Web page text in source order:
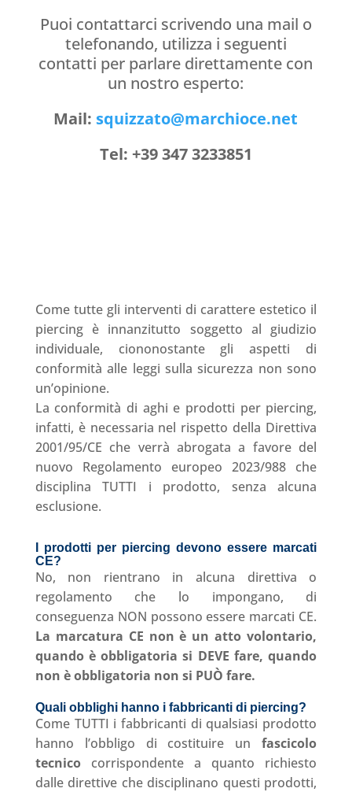
Puoi contattarci scrivendo una mail o
telefonando, utilizza i seguenti
contatti per parlare direttamente con
un nostro esperto:
Mail: squizzato@marchioce.net
Tel: +39 347 3233851
Come tutte gli interventi di carattere estetico il
piercing è innanzitutto soggetto al giudizio
individuale, ciononostante gli aspetti di
conformità alle leggi sulla sicurezza non sono
un’opinione.
La conformità di aghi e prodotti per piercing,
infatti, è necessaria nel rispetto della Direttiva
2001/95/CE che verrà abrogata a favore del
nuovo Regolamento europeo 2023/988 che
disciplina TUTTI i prodotto, senza alcuna
esclusione.
I prodotti per piercing devono essere marcati
CE?
No, non rientrano in alcuna direttiva o
regolamento che lo impongano, di
conseguenza NON possono essere marcati CE.
La marcatura CE non è un atto volontario,
quando è obbligatoria si DEVE fare, quando
non è obbligatoria non si PUÒ fare.
Quali obblighi hanno i fabbricanti di piercing?
Come TUTTI i fabbricanti di qualsiasi prodotto
hanno l’obbligo di costituire unfascicolo
tecnicocorrispondente a quanto richiesto
dalle direttive che disciplinano questi prodotti,